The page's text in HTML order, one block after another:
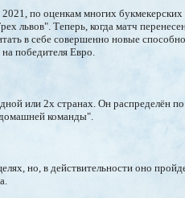
по оценкам многих букмекерских
львов". Теперь, когда матч
в себе совершенно новые
победителя Евро.
или 2х странах. Он распределён
команды".
но, в действительности оно